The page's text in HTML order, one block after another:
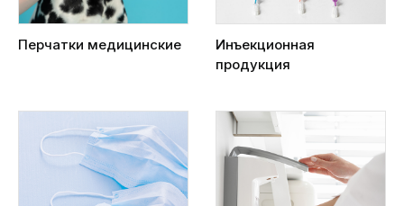
Перчатки медицинские
Инъекционная
продукция